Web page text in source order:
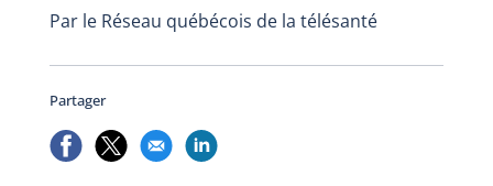
Par le Réseau québécois de la télésanté
Partager